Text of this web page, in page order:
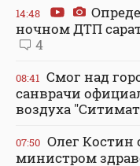
14:48
ночном ДТП
4
08:41 Смог над
санврачи
воздуха
07:50 Олег Костин
министром